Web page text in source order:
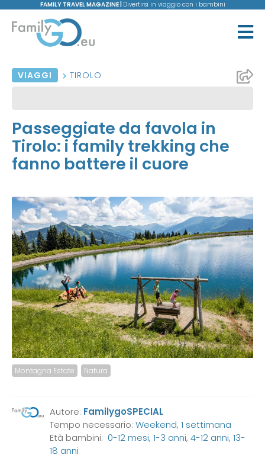
FAMILY TRAVEL MAGAZINE | Divertirsi in viaggio con i bambini
VIAGGI TIROLO
Passeggiate da favola in
Tirolo: i family trekking che
fanno battere il cuore
Montagna Estate Natura
Autore: FamilygoSPECIAL
Tempo necessario:Weekend, 1 settimana
Età bambini:0-12 mesi,1-3 anni,4-12 anni,13-
18 anni